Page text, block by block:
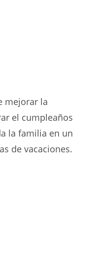
mejorar la
el cumpleaños
la familia en un
de vacaciones.